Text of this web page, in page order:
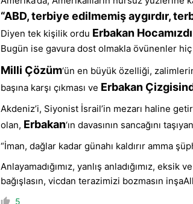
“ABD, terbiye edilmemiş aygırdır,
Diyen tek kişilik ordu Erbakan
Bugün ise gavura dost olmakla övünenler hiç
Milli Çözüm‘ün en büyük özelliği,
başına karşı çıkması ve Erbakan
Akdeniz’i, Siyonist İsrail’in mezarı haline
olan, Erbakan‘ın davasının sancağını
“İman, dağlar kadar günahı kaldırır amma
Anlayamadığımız, yanlış anladığımız, eksik
bağışlasın, vicdan terazimizi bozmasın
5